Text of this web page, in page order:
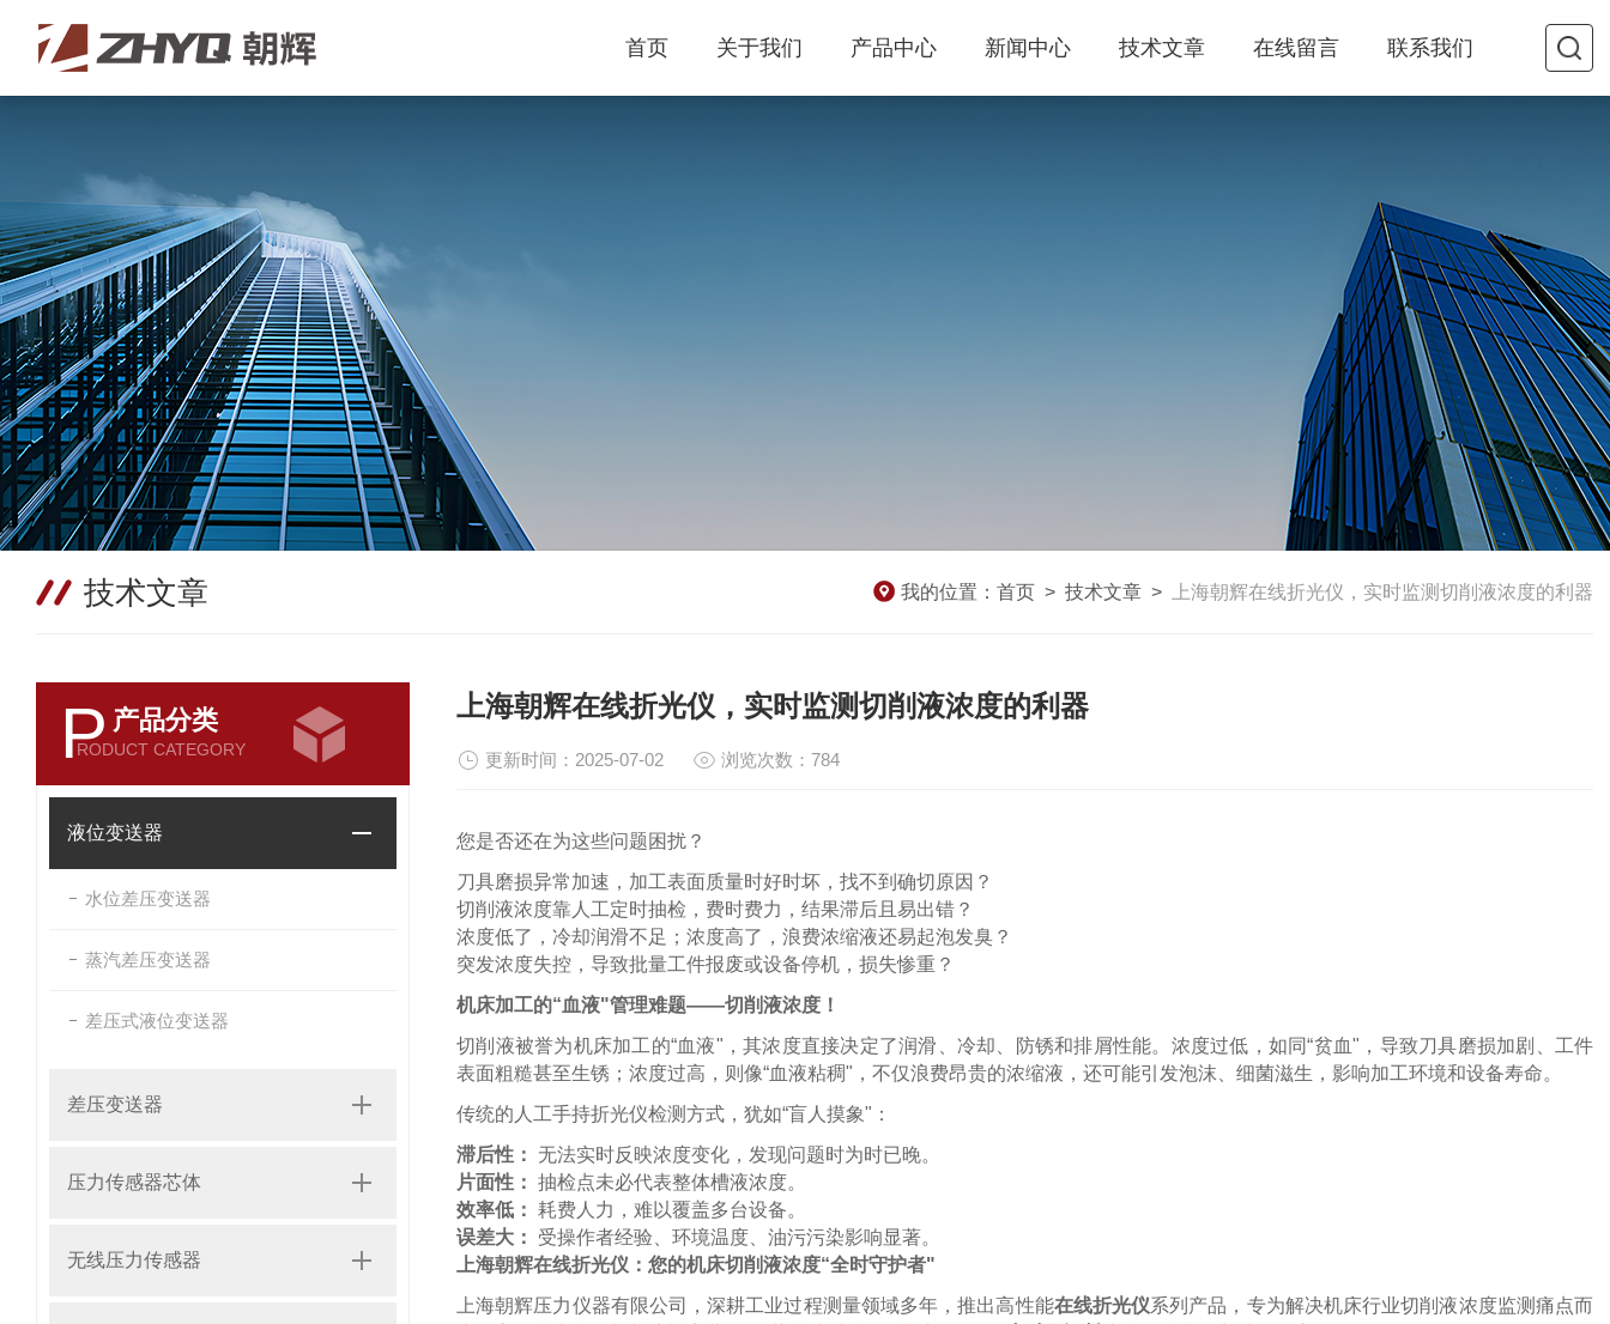
首页 关于我们 产品中心 新闻中心 技术文章 在线留言 联系我们
技术文章 我的位置： 首页 > 技术文章 > 上海朝辉在线折光仪，实时监测切削液浓度的利器
P 产品分类
RODUCT CATEGORY
液位变送器
水位差压变送器
蒸汽差压变送器
差压式液位变送器
差压变送器
压力传感器芯体
无线压力传感器
上海朝辉在线折光仪，实时监测切削液浓度的利器
更新时间：2025-07-02 浏览次数：784
您是否还在为这些问题困扰？
刀具磨损异常加速，加工表面质量时好时坏，找不到确切原因？
切削液浓度靠人工定时抽检，费时费力，结果滞后且易出错？
浓度低了，冷却润滑不足；浓度高了，浪费浓缩液还易起泡发臭？
突发浓度失控，导致批量工件报废或设备停机，损失惨重？
机床加工的“血液"管理难题——切削液浓度！
切削液被誉为机床加工的“血液"，其浓度直接决定了润滑、冷却、防锈和排屑性能。浓度过低，如同“贫血"，导致刀具磨损加剧、工件
表面粗糙甚至生锈；浓度过高，则像“血液粘稠"，不仅浪费昂贵的浓缩液，还可能引发泡沫、细菌滋生，影响加工环境和设备寿命。
传统的人工手持折光仪检测方式，犹如“盲人摸象"：
滞后性：
无法实时反映浓度变化，发现问题时为时已晚。
片面性： 抽检点未必代表整体槽液浓度。
效率低： 耗费人力，难以覆盖多台设备。
误差大：
受操作者经验、环境温度、油污污染影响显著。
上海朝辉在线折光仪：您的机床切削液浓度“全时守护者"
上海朝辉压力仪器有限公司，深耕工业过程测量领域多年，推出高性能在线折光仪系列产品，专为解决机床行业切削液浓度监测痛点而